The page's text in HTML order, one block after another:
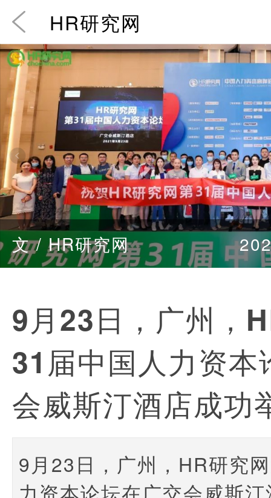
HR研究网
文 / HR研究网
9月23日，广州，
31届中国人力资本
会威斯汀酒店成功
9月23日，广州，HR研究
力资本论坛在广交会威斯